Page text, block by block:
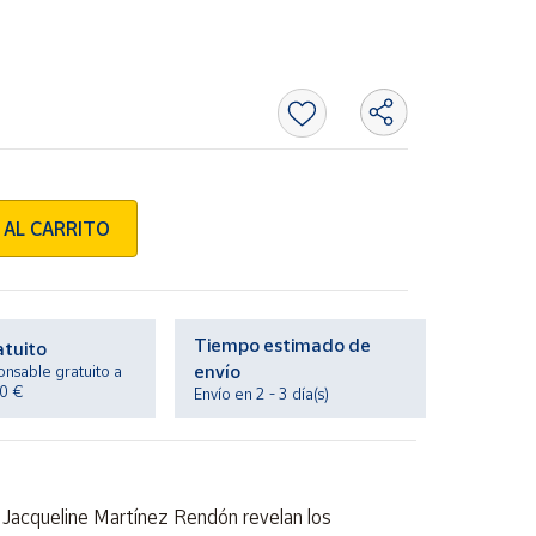
CARRITO
gratuito a
€
Tiempo estimado de
envío
Envío en 2 - 3 día(s)
Martínez Rendón revelan los